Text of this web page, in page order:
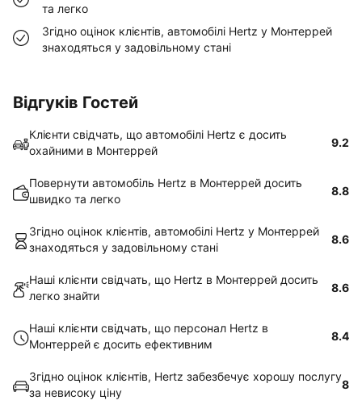
та легко
Згідно оцінок клієнтів, автомобілі Hertz у Монтеррей
знаходяться у задовільному стані
Відгуків Гостей
Клієнти свідчать, що автомобілі Hertz є досить
охайними в Монтеррей
9.2
Повернути автомобіль Hertz в Монтеррей досить
швидко та легко
8.8
Згідно оцінок клієнтів, автомобілі Hertz у Монтеррей
знаходяться у задовільному стані
8.6
Наші клієнти свідчать, що Hertz в Монтеррей досить
легко знайти
8.6
Наші клієнти свідчать, що персонал Hertz в
Монтеррей є досить ефективним
8.4
Згідно оцінок клієнтів, Hertz забезбечує хорошу послугу
за невисоку ціну
8